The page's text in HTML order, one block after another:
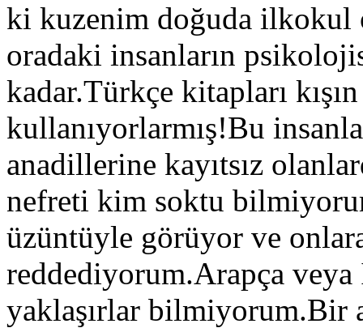
ki kuzenim doğuda ilkokul
oradaki insanların
kadar.Türkçe kitapları
kullanıyorlarmış!Bu
anadillerine kayıtsız
nefreti kim soktu
üzüntüyle görüyor ve
reddediyorum.Arapça
yaklaşırlar bilmiyorum.Bir